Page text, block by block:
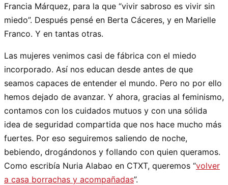
Francia Márquez, para la que “vivir sabroso es vivir sin
miedo”. Después pensé en Berta Cáceres, y en Marielle
Franco. Y en tantas otras.
Las mujeres venimos casi de fábrica con el miedo
incorporado. Así nos educan desde antes de que
seamos capaces de entender el mundo. Pero no por ello
hemos dejado de avanzar. Y ahora, gracias al feminismo,
contamos con los cuidados mutuos y con una sólida
idea de seguridad compartida que nos hace mucho más
fuertes. Por eso seguiremos saliendo de noche,
bebiendo, drogándonos y follando con quien queramos.
Como escribía Nuria Alabao en CTXT, queremos “volver
a casa borrachas y acompañadas”.